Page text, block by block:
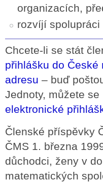
organizacích,
rozvíjí
Chcete-li se stát
přihlášku do
adresu – buď
Jednoty, můžete
elektronické
Členské příspěvky
ČMS 1. března
důchodci, ženy v
matematických